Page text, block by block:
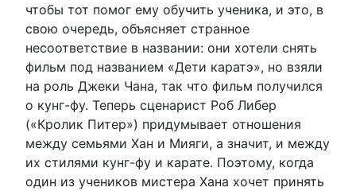
чтобы тот помог ему обучить ученика, и это, в
свою очередь, объясняет странное
несоответствие в названии: они хотели снять
фильм под названием «Дети каратэ», но взяли
на роль Джеки Чана, так что фильм получился
о кунг-фу. Теперь сценарист Роб Либер
(«Кролик Питер») придумывает отношения
между семьями Хан и Мияги, а значит, и между
их стилями кунг-фу и карате. Поэтому, когда
один из учеников мистера Хана хочет принять